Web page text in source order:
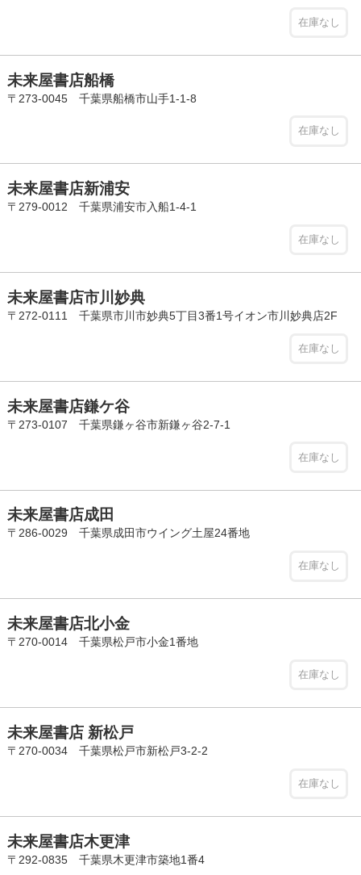
在庫なし
未来屋書店船橋
〒273-0045 千葉県船橋市山手1-1-8
在庫なし
未来屋書店新浦安
〒279-0012 千葉県浦安市入船1-4-1
在庫なし
未来屋書店市川妙典
〒272-0111 千葉県市川市妙典5丁目3番1号イオン市川妙典店2F
在庫なし
未来屋書店鎌ケ谷
〒273-0107 千葉県鎌ヶ谷市新鎌ヶ谷2-7-1
在庫なし
未来屋書店成田
〒286-0029 千葉県成田市ウイング土屋24番地
在庫なし
未来屋書店北小金
〒270-0014 千葉県松戸市小金1番地
在庫なし
未来屋書店 新松戸
〒270-0034 千葉県松戸市新松戸3-2-2
在庫なし
未来屋書店木更津
〒292-0835 千葉県木更津市築地1番4